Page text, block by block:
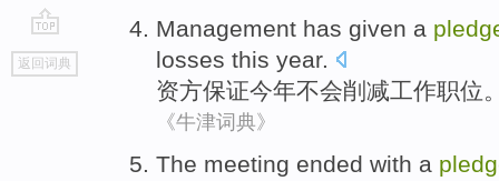
go
top
返回词典
Management has given a
losses this year.
资方保证今年不会削减工作职位
《牛津词典》
The meeting ended with a